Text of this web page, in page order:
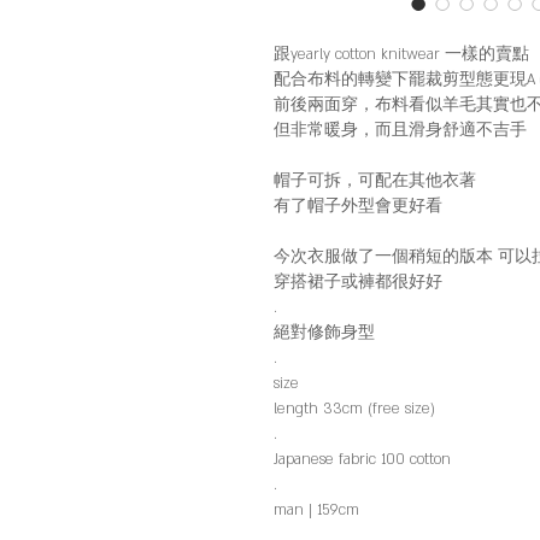
​​​​​​跟yearly cotton knitwear 一樣的賣點
配合布料的轉變下罷裁剪型態更現A
前後兩面穿，布料看似羊毛其實也
但非常暖身，而且滑身舒適不吉手
帽子可拆，可配在其他衣著
有了帽子外型會更好看
今次衣服做了一個稍短的版本 可以
穿搭裙子或褲都很好好
.
絕對修飾身型
.
size
length 33cm (free size)
.
Japanese fabric 100 cotton
.
man | 159cm